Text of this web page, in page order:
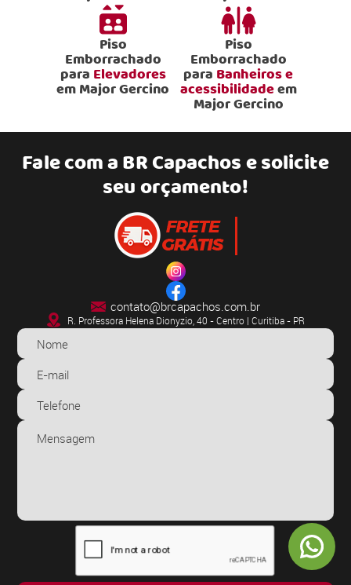
Piso
Emborrachado
para Elevadores
em Major Gercino
Piso
Emborrachado
para Banheiros e
acessibilidadeem
Major Gercino
Fale com aBR Capachose solicite
seu orçamento!
contato@brcapachos.com.br
R. Professora Helena Dionyzio, 40 - Centro | Curitiba - PR